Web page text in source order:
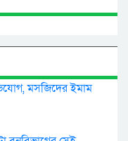
মসজিদের ইমাম